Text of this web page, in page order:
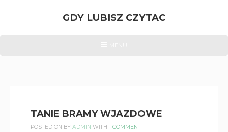
GDY LUBISZ CZYTAC
JESTTANIE BRAMY WJAZDOWE
POSTED ON BY ADMIN WITH 1 COMMENT